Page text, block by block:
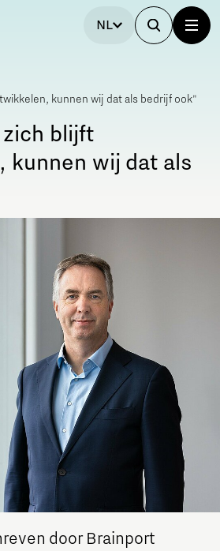
NL
kunnen wij dat als bedrijf ook"
zich blijft
kunnen wij dat als
door Brainport